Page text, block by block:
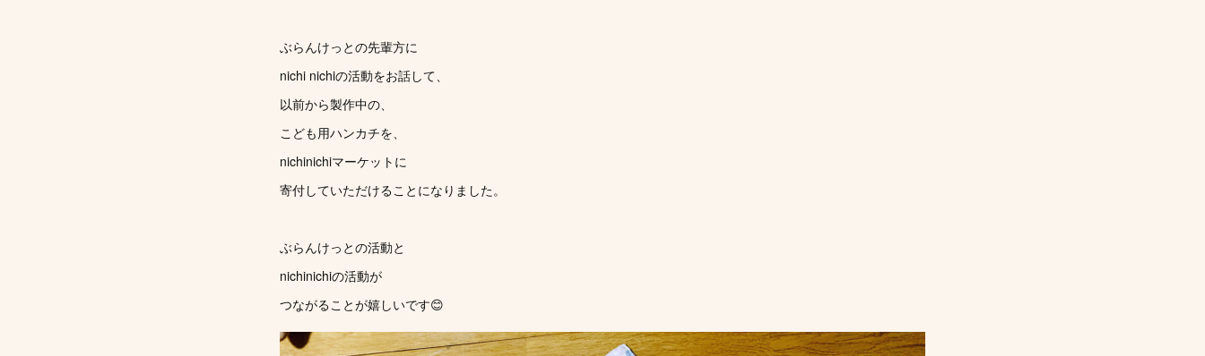
ぶらんけっとの先輩方に
nichi nichiの活動をお話して、
以前から製作中の、
こども用ハンカチを、
nichinichiマーケットに
寄付していただけることになりました。
ぶらんけっとの活動と
nichinichiの活動が
つながることが嬉しいです😊